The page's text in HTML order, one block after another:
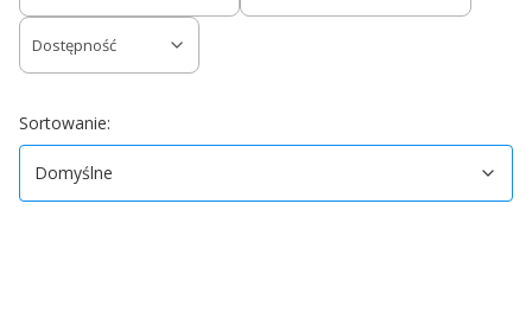
Dostępność
Sortowanie:
Domyślne